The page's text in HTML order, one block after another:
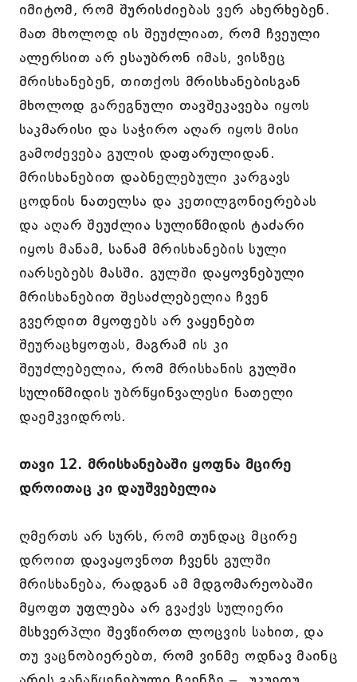
იმიტომ, რომ შურისძიებას ვერ ახერხებენ.
მათ მხოლოდ ის შეუძლიათ, რომ ჩვეული
ალერსით არ ესაუბრონ იმას, ვისზეც
მრისხანებენ, თითქოს მრისხანებისგან
მხოლოდ გარეგნული თავშეკავება იყოს
საკმარისი და საჭირო აღარ იყოს მისი
გამოძევება გულის დაფარულიდან.
მრისხანებით დაბნელებული კარგავს
ცოდნის ნათელსა და კეთილგონიერებას
და აღარ შეუძლია სულიწმიდის ტაძარი
იყოს მანამ, სანამ მრისხანების სული
იარსებებს მასში. გულში დაყოვნებული
მრისხანებით შესაძლებელია ჩვენ
გვერდით მყოფებს არ ვაყენებთ
შეურაცხყოფას, მაგრამ ის კი
შეუძლებელია, რომ მრისხანის გულში
სულიწმიდის უბრწყინვალესი ნათელი
დაემკვიდროს.
თავი 12. მრისხანებაში ყოფნა მცირე
დროითაც კი დაუშვებელია
ღმერთს არ სურს, რომ თუნდაც მცირე
დროით დავაყოვნოთ ჩვენს გულში
მრისხანება, რადგან ამ მდგომარეობაში
მყოფთ უფლება არ გვაქვს სულიერი
მსხვერპლი შევწიროთ ლოცვის სახით, და
თუ ვაცნობიერებთ, რომ ვინმე ოდნავ მაინც